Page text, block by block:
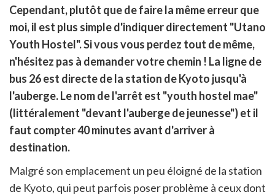
Cependant, plutôt que de faire la même erreur que
moi, il est plus simple d'indiquer directement "Utano
Youth Hostel". Si vous vous perdez tout de même,
n'hésitez pas à demander votre chemin ! La ligne de
bus 26 est directe de la station de Kyoto jusqu'à
l'auberge. Le nom de l'arrêt est "youth hostel mae"
(littéralement "devant l'auberge de jeunesse") et il
faut compter 40 minutes avant d'arriver à
destination.
Malgré son emplacement un peu éloigné de la station
de Kyoto, qui peut parfois poser problème à ceux dont